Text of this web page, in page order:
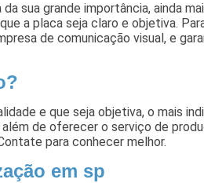
sua grande importância, ainda
a placa seja claro e objetiva.
de comunicação visual, e
e que seja objetiva, o mais
de oferecer o serviço de
para conhecer melhor.
em sp